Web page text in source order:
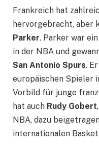
Frankreich hat
hervorgebracht, aber
Parker. Parker war
in der NBA und
San Antonio Spurs.
europäischen Spieler
Vorbild für junge
hat auch Rudy Gobert
NBA, dazu
internationalen